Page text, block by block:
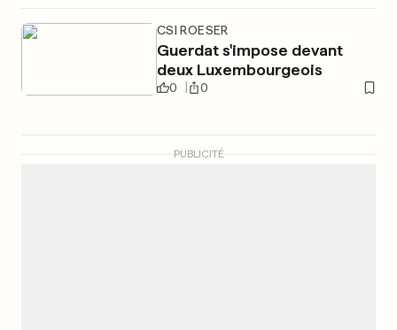
CSI ROESER
Guerdat s'impose devant
deux Luxembourgeois
0 0
PUBLICITÉ